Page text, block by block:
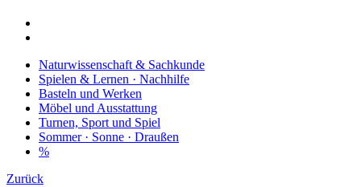
Naturwissenschaft & Sachkunde
Spielen & Lernen · Nachhilfe
Basteln und Werken
Möbel und Ausstattung
Turnen, Sport und Spiel
Sommer · Sonne · Draußen
%
Zurück